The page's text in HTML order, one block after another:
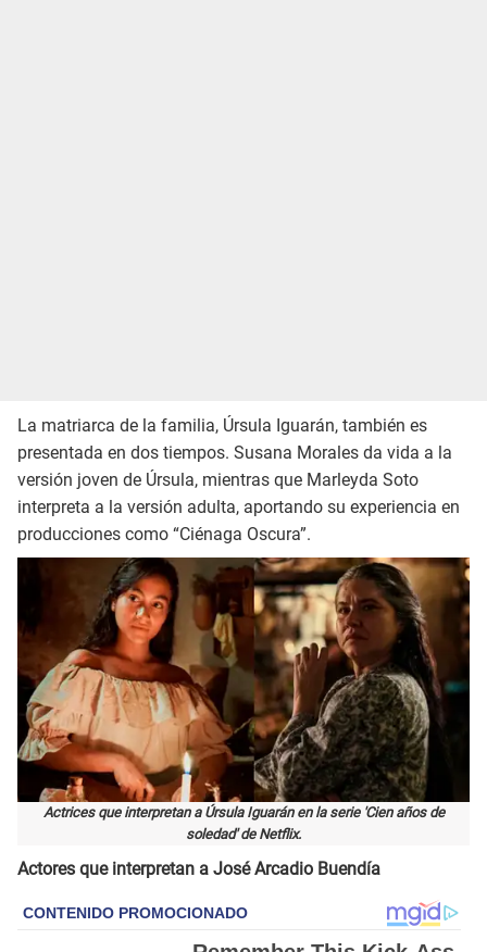
La matriarca de la familia, Úrsula Iguarán, también es
presentada en dos tiempos. Susana Morales da vida a la
versión joven de Úrsula, mientras que Marleyda Soto
interpreta a la versión adulta, aportando su experiencia en
producciones como “Ciénaga Oscura”.
Actrices que interpretan a Úrsula Iguarán en la serie 'Cien años de
soledad' de Netflix.
Actores que interpretan a José Arcadio Buendía